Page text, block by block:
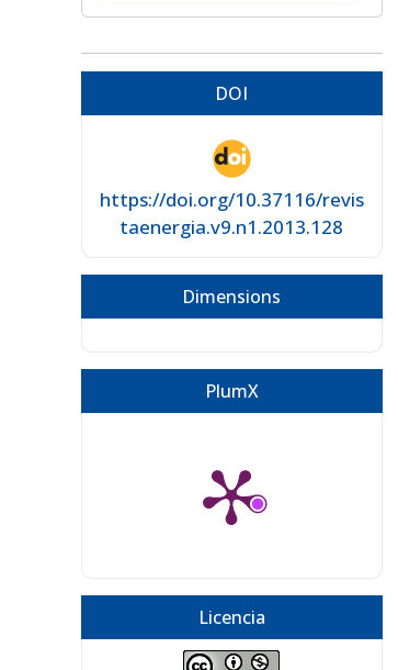
DOI
https://doi.org/10.37116/revis
taenergia.v9.n1.2013.128
Dimensions
PlumX
Licencia